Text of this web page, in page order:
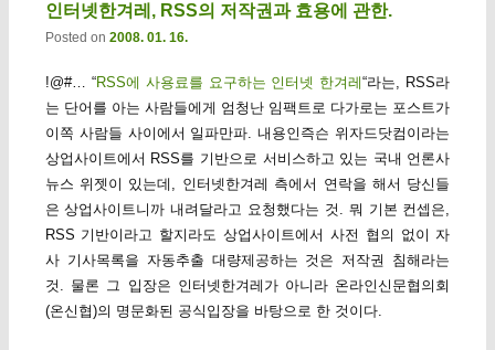
인터넷한겨레, RSS의 저작권과 효용에 관한.
Posted on 2008. 01. 16.
!@#… “RSS에 사용료를 요구하는 인터넷 한겨레“라는, RSS라
는 단어를 아는 사람들에게 엄청난 임팩트로 다가로는 포스트가
이쪽 사람들 사이에서 일파만파. 내용인즉슨 위자드닷컴이라는
상업사이트에서 RSS를 기반으로 서비스하고 있는 국내 언론사
뉴스 위젯이 있는데, 인터넷한겨레 측에서 연락을 해서 당신들
은 상업사이트니까 내려달라고 요청했다는 것. 뭐 기본 컨셉은,
RSS 기반이라고 할지라도 상업사이트에서 사전 협의 없이 자
사 기사목록을 자동추출 대량제공하는 것은 저작권 침해라는
것. 물론 그 입장은 인터넷한겨레가 아니라 온라인신문협의회
(온신협)의 명문화된 공식입장을 바탕으로 한 것이다.